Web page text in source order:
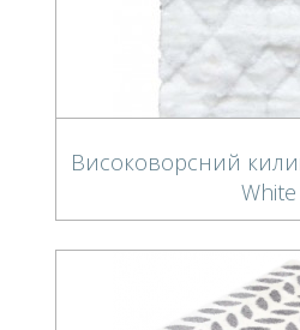
Високоворсний
White